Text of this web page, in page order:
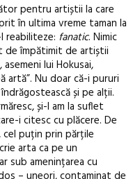
pentru artiștii la care
în ultima vreme taman la
reabiliteze: fanatic. Nimic
de împătimit de artiștii
lui Hokusai,
artă”. Nu doar că-i pururi
și pe alții.
și-l am la suflet
i citesc cu plăcere. De
puțin prin părțile
arta ca pe un
sub amenințarea cu